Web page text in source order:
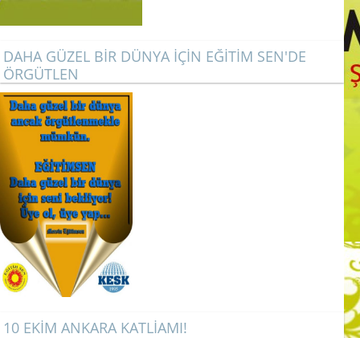
DAHA GÜZEL BİR DÜNYA İÇİN EĞİTİM SEN'DE
ÖRGÜTLEN
10 EKİM ANKARA KATLİAMI!